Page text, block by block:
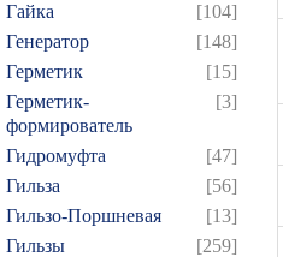
Гайка
[104]
Генератор
[148]
Герметик
[15]
Герметик-
формирователь
[3]
Гидромуфта
[47]
Гильза
[56]
Гильзо-Поршневая
[13]
Гильзы
[259]